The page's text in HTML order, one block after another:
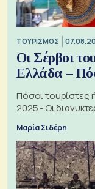
ΤΟΥΡΙΣΜΟΣ
Οι Σέρβοι
Ελλάδα –
Πόσοι τουρίστες
2025 - Οι
Μαρία Σιδέρη